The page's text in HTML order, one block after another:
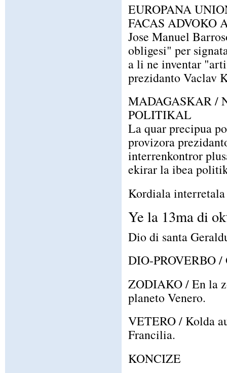
EUROPANA
FACAS ADVOKO
Jose Manuel
obligesi" per
a li ne inventar
prezidanto Vaclav
MADAGASKAR /
POLITIKAL
La quar precipua
provizora
interrenkontror
ekirar la ibea
Kordiala
Ye la 13ma di
Dio di santa
DIO-PROVERBO
ZODIAKO / En la
planeto Venero.
VETERO / Kolda
Francilia.
KONCIZE